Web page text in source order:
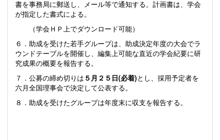
書を事務局に郵送し、メール等で通知する。計画書は、学会
が指定した書式による。
（学会ＨＰ上でダウンロード可能）
６．助成を受けた若手グループは、助成決定年度の大会でラ
ウンドテーブルを開催し、編集上可能な直近の学会紀要に研
究成果の概要を報告する。
７．公募の締め切りは ５月２５日(必着)とし、採用予定者を
六月全国理事会で決定して公表する。
８．助成を受けたグループは年度末に収支を報告する。